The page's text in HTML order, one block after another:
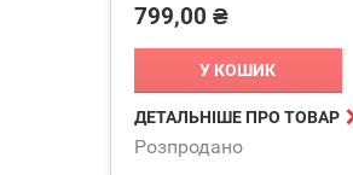
Ціна
799,00 ₴

У КОШИК
ДЕТАЛЬНІШЕ ПРО ТОВАР
Розпродано